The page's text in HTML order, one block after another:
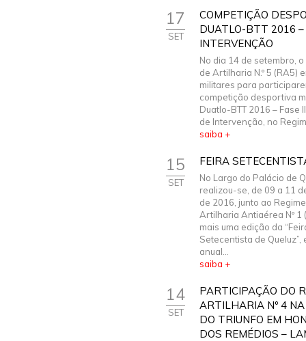
17
SET
COMPETIÇÃO
DUATLO-BTT 2016
INTERVENÇÃO
No dia 14 de setembro,
de Artilharia N.º 5 (RA5)
militares para
competição desportiva
Duatlo-BTT 2016 – Fase
de Intervenção, no
saiba +
15
SET
FEIRA
No Largo do Palácio de
realizou-se, de 09 a 11
de 2016, junto ao
Artilharia Antiaérea Nº 1
mais uma edição da
Setecentista de Queluz”,
anual...
saiba +
14
SET
PARTICIPAÇÃO DO
ARTILHARIA Nº 4
DO TRIUNFO EM
DOS REMÉDIOS –